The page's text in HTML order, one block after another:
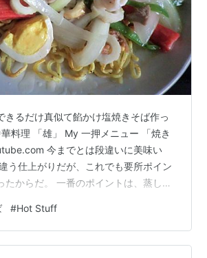
きるだけ真似て餡かけ塩焼きそば作っ
料理 「雄」 My 一押メニュー 「焼き
今までとは段違いに美味い
う仕上がりだが、これでも要所ポイン
たからだ。 一番のポイントは、蒸しそ
だ。 あとは、中華炒め共通だが強火
きるだけ手早く調理した。そのために
タマネギ、ピーマン、キャベツ、ちく
#Hot Stuff